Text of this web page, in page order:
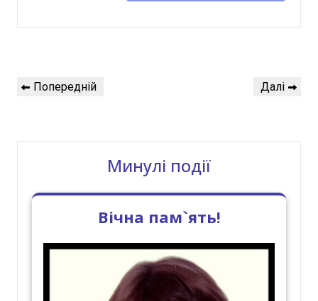
Навігація
записів
Попередній
Попередній
Наступний
Далі
Минулі події
Вічна пам`ять!